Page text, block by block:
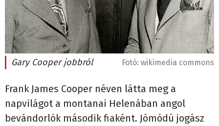
Gary Cooper jobbról Fotó: wikimedia commons
Frank James Cooper néven látta meg a
napvilágot a montanai Helenában angol
bevándorlók második fiaként. Jómódú jogász